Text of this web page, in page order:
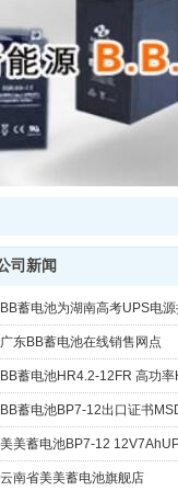
司新闻
BB蓄电池为湖南高考UPS电
广东BB蓄电池在线销售网点
BB蓄电池HR4.2-12FR 高功
BB蓄电池BP7-12出口证书
美美蓄电池BP7-12
云南省美美蓄电池旗舰店